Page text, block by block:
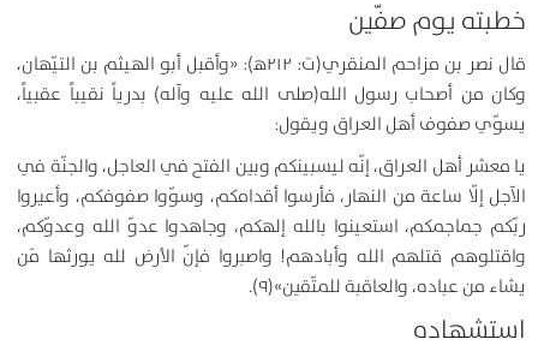
خطبته يوم صفّين
قال نصر بن مزاحم المنقري(ت: ۲۱۲ﻫ): «وأقبل أبو الهيثم بن التيّهان،
وكان من أصحاب رسول الله(صلى الله عليه وآله) بدرياً نقيباً عقبياً،
يسوّي صفوف أهل العراق ويقول:
يا معشر أهل العراق، إنّه ليسبينكم وبين الفتح في العاجل، والجنّة في
الآجل إلّا ساعة من النهار، فأرسوا أقدامكم، وسوّوا صفوفكم، وأعيروا
ربّكم جماجمكم، استعينوا بالله إلهكم، وجاهدوا عدوّ الله وعدوّكم،
واقتلوهم قتلهم الله وأبادهم! واصبروا فإنّ الأرض لله يورثها مَن
يشاء من عباده، والعاقبة للمتّقين»(۹).
استشهاده